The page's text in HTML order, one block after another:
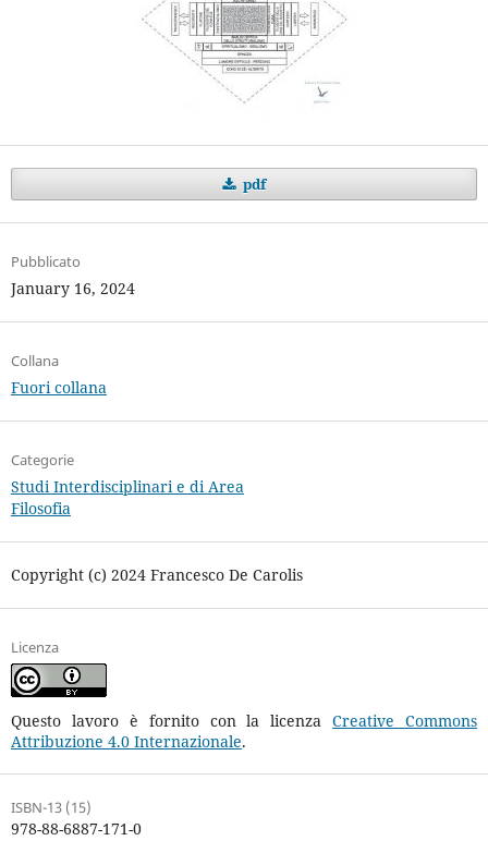
pdf
Pubblicato
January 16, 2024
Collana
Fuori collana
Categorie
Studi Interdisciplinari e di Area
Filosofia
Copyright (c) 2024 Francesco De Carolis
Licenza
Questo lavoro è fornito con la licenzaCreative Commons
Attribuzione 4.0 Internazionale.
ISBN-13 (15)
978-88-6887-171-0